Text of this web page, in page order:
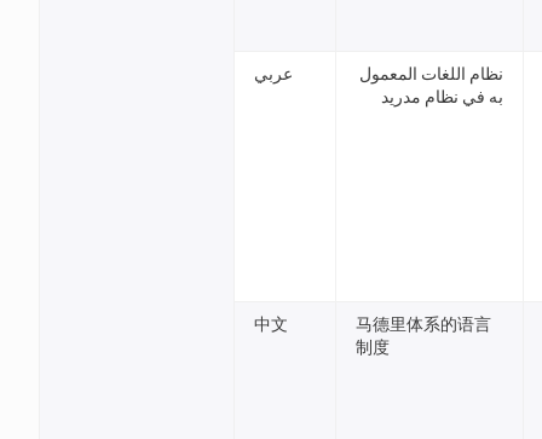
عربي
نظام اللغات المعمول
به في نظام مدريد
中文
马德里体系的语言
制度